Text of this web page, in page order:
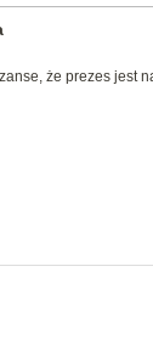
że prezes jest